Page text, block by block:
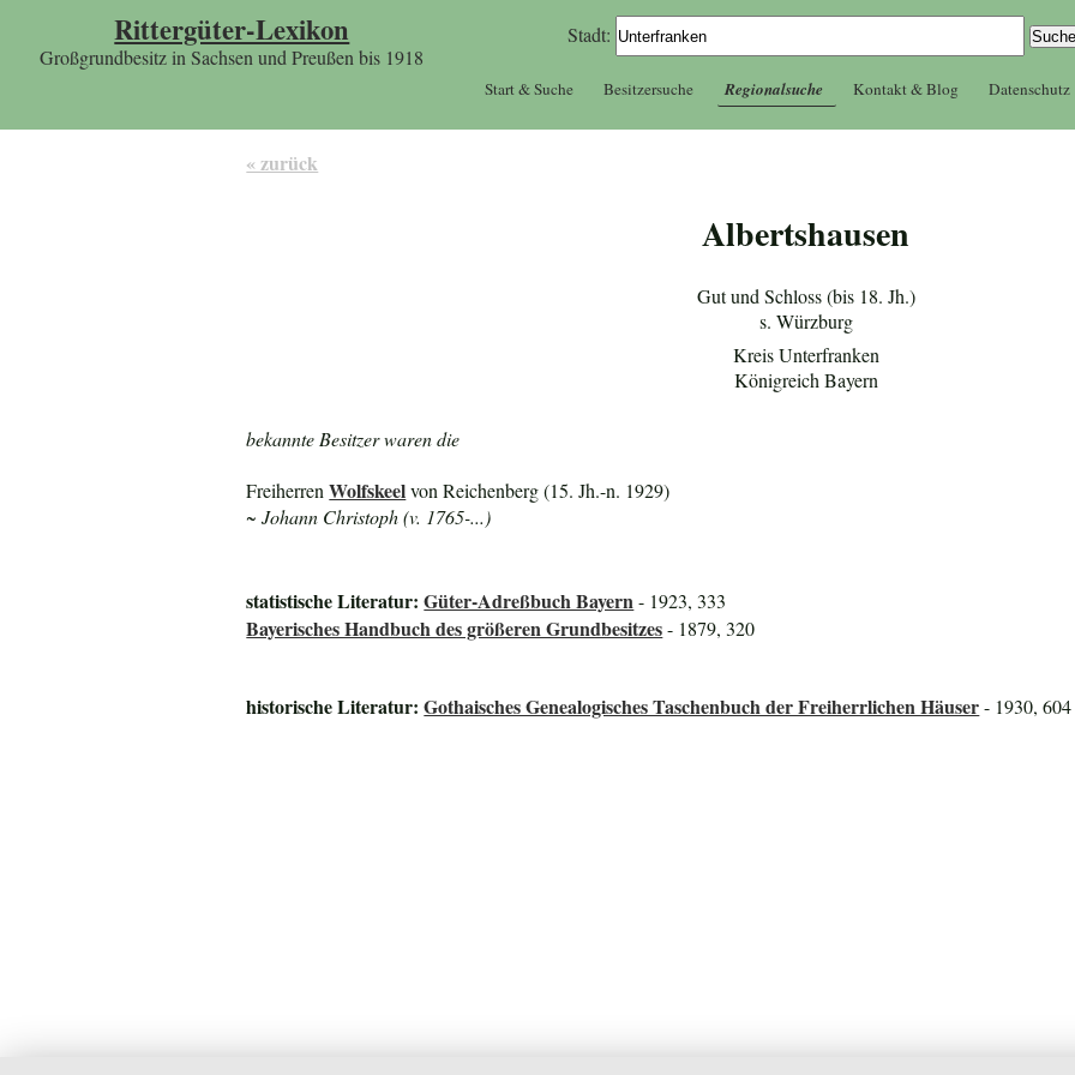
Rittergüter-Lexikon
Großgrundbesitz in Sachsen und Preußen bis 1918
Stadt:
Start & Suche Besitzersuche Regionalsuche Kontakt & Blog Datenschutz
« zurück
Albertshausen
Gut und Schloss (bis 18. Jh.)
s. Würzburg
Kreis Unterfranken
Königreich Bayern
bekannte Besitzer waren die
FreiherrenWolfskeelvon Reichenberg (15. Jh.-n. 1929)
~ Johann Christoph (v. 1765-...)
statistische Literatur:Güter-Adreßbuch Bayern- 1923, 333
Bayerisches Handbuch des größeren Grundbesitzes- 1879, 320
historische Literatur:Gothaisches Genealogisches Taschenbuch der Freiherrlichen Häuser- 1930, 604